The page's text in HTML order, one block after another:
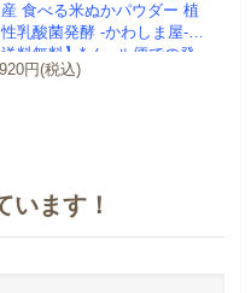
産 食べる米ぬかパウダー 植
乳酸菌発酵 -かわしま屋-
送料無料】*メール便での発
... 円(税込)
います！